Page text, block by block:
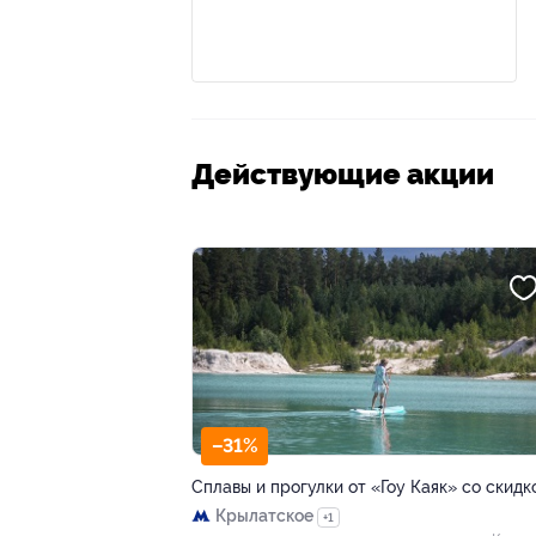
Действующие акции
–31%
Cплавы и прогулки от «Гоу Каяк» со
Крылатское
+1